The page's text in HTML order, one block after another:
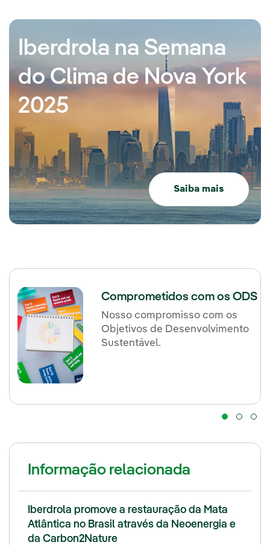
Iberdrola na Semana
do Clima de Nova York
2025
Saiba mais
Comprometidos com os ODS
Nosso compromisso com os
Objetivos de Desenvolvimento
Sustentável.
Informação relacionada
Iberdrola promove a restauração da Mata
Atlântica no Brasil através da Neoenergia e
da Carbon2Nature